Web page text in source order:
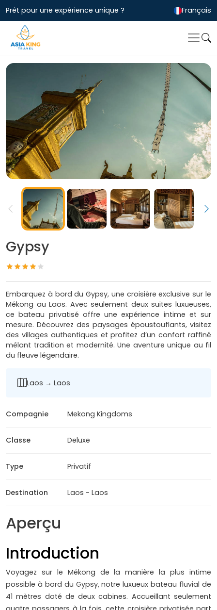
Prêt pour une expérience unique ? Français
Gypsy
Embarquez à bord du Gypsy, une croisière exclusive sur le
Mékong au Laos. Avec seulement deux suites luxueuses,
ce bateau privatisé offre une expérience intime et sur
mesure. Découvrez des paysages époustouflants, visitez
des villages authentiques et profitez d’un confort raffiné
mêlant tradition et modernité. Une aventure unique au fil
du fleuve légendaire.
Laos → Laos
Compagnie Mekong Kingdoms
Classe Deluxe
Type Privatif
Destination Laos - Laos
Aperçu
Introduction
Voyagez sur le Mékong de la manière la plus intime
possible à bord du Gypsy, notre luxueux bateau fluvial de
41 mètres doté de deux cabines. Accueillant seulement